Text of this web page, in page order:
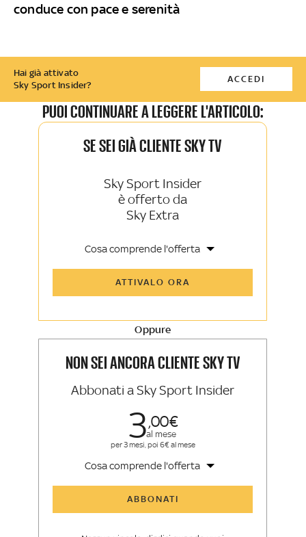
conduce con pace e serenità
Hai già attivato
Sky Sport Insider?
ACCEDI
PUOI CONTINUARE A LEGGERE L'ARTICOLO:
SE SEI GIÀ CLIENTE SKY TV
Sky Sport Insider
è offerto da
Sky Extra
Cosa comprende l'offerta
Sky TG24 Insider
Sport e Sky TG24
La newsletter esclusiva di Sky Sport
ATTIVALO ORA
Oppure
NON SEI ANCORA CLIENTE SKY TV
Abbonati a Sky Sport Insider
300
al mese
per 3 mesi, poi 6€ al mese
Cosa comprende l'offerta
ABBONATI